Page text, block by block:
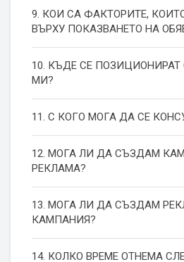
9. КОИ СА ФАКТОРИТЕ,
ВЪРХУ ПОКАЗВАНЕТО НА
10. КЪДЕ СЕ ПОЗИЦИОНИРАТ
МИ?
11. С КОГО МОГА ДА СЕ
12. МОГА ЛИ ДА СЪЗДАМ
РЕКЛАМА?
13. МОГА ЛИ ДА СЪЗДАМ
КАМПАНИЯ?
14. КОЛКО ВРЕМЕ ОТНЕМА